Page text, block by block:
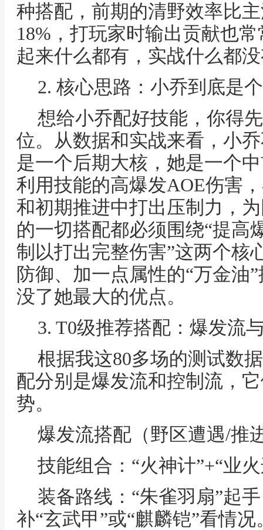
种搭配，前期的清野效率比
18%，打玩家时输出贡献也
起来什么都有，实战什么都
2. 核心思路：小乔到底是
想给小乔配好技能，你得
位。从数据和实战来看，小
是一个后期大核，她是一个
利用技能的高爆发AOE伤害
和初期推进中打出压制力，
的一切搭配都必须围绕“提高
制以打出完整伤害”这两个核
防御、加一点属性的“万金油
没了她最大的优点。
3. T0级推荐搭配：爆发流
根据我这80多场的测试数
配分别是爆发流和控制流，
势。
爆发流搭配（野区遭遇/推
技能组合：“火神计”+“业
装备路线：“朱雀羽扇”起
补“玄武甲”或“麒麟铠”看情况